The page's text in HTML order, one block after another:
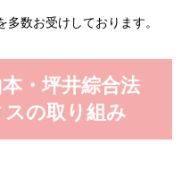
数お受けしております。
本・坪井綜合法
の取り組み